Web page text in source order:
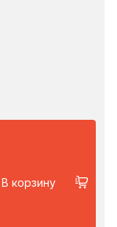
В корзину